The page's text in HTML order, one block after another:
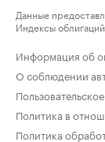
Данные
Индексы
Информация об
О соблюдении
Политика в
Политика